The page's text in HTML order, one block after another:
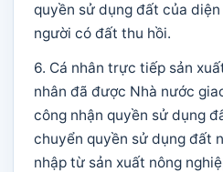
quyền sử dụng đất của
người có đất thu hồi.
6. Cá nhân trực tiếp sản
nhân đã được Nhà nước
công nhận quyền sử dụng
chuyển quyền sử dụng đất
nhập từ sản xuất nông